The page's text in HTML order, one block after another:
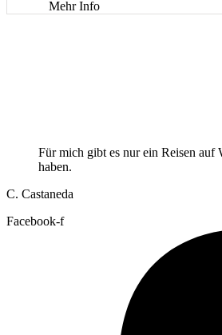
Mehr Info
Für mich gibt es nur ein Reisen auf
haben.
C. Castaneda
Facebook-f